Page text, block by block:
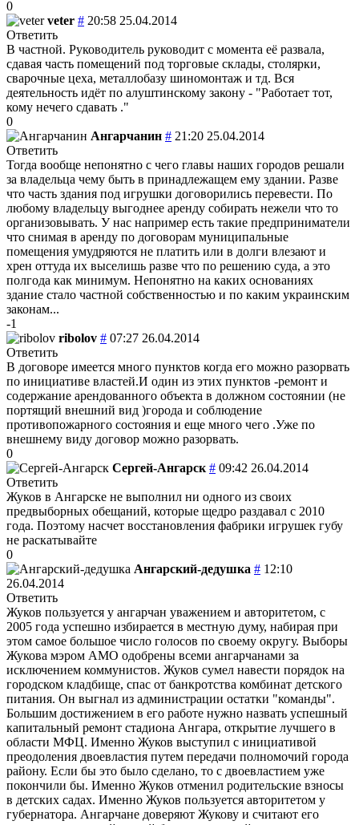
0
veter # 20:58 25.04.2014
Ответить
В частной. Руководитель руководит с момента её развала,
сдавая часть помещений под торговые склады, столярки,
сварочные цеха, металлобазу шиномонтаж и тд. Вся
деятельность идёт по алуштинскому закону - "Работает тот,
кому нечего сдавать ."
0
Ангарчанин # 21:20 25.04.2014
Ответить
Тогда вообще непонятно с чего главы наших городов решали
за владельца чему быть в принадлежащем ему здании. Разве
что часть здания под игрушки договорились перевести. По
любому владельцу выгоднее аренду собирать нежели что то
организовывать. У нас например есть такие предприниматели
что снимая в аренду по договорам муниципальные
помещения умудряются не платить или в долги влезают и
хрен оттуда их выселишь разве что по решению суда, а это
полгода как минимум. Непонятно на каких основаниях
здание стало частной собственностью и по каким украинским
законам...
-1
ribolov # 07:27 26.04.2014
Ответить
В договоре имеется много пунктов когда его можно разорвать
по инициативе властей.И один из этих пунктов -ремонт и
содержание арендованного объекта в должном состоянии (не
портящий внешний вид )города и соблюдение
противопожарного состояния и еще много чего .Уже по
внешнему виду договор можно разорвать.
0
Сергей-Ангарск # 09:42 26.04.2014
Ответить
Жуков в Ангарске не выполнил ни одного из своих
предвыборных обещаний, которые щедро раздавал с 2010
года. Поэтому насчет восстановления фабрики игрушек губу
не раскатывайте
0
Ангарский-дедушка # 12:10
26.04.2014
Ответить
Жуков пользуется у ангарчан уважением и авторитетом, с
2005 года успешно избирается в местную думу, набирая при
этом самое большое число голосов по своему округу. Выборы
Жукова мэром АМО одобрены всеми ангарчанами за
исключением коммунистов. Жуков сумел навести порядок на
городском кладбище, спас от банкротства комбинат детского
питания. Он выгнал из администрации остатки "команды".
Большим достижением в его работе нужно назвать успешный
капитальный ремонт стадиона Ангара, открытие лучшего в
области МФЦ. Именно Жуков выступил с инициативой
преодоления двоевластия путем передачи полномочий города
району. Если бы это было сделано, то с двоевластием уже
покончили бы. Именно Жуков отменил родительские взносы
в детских садах. Именно Жуков пользуется авторитетом у
губернатора. Ангарчане доверяют Жукову и считают его